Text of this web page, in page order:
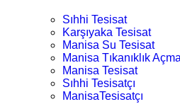
Sıhhi Tesisat
Karşıyaka Tesisat
Manisa Su Tesisat
Manisa Tıkanıklık Açma
Manisa Tesisat
Sıhhi Tesisatçı
ManisaTesisatçı